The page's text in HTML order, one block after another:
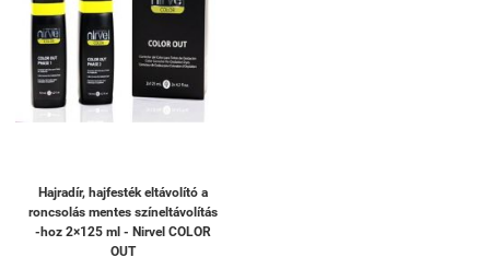
Hajradír, hajfesték eltávolító a
roncsolás mentes színeltávolítás
-hoz 2×125 ml - Nirvel COLOR
OUT